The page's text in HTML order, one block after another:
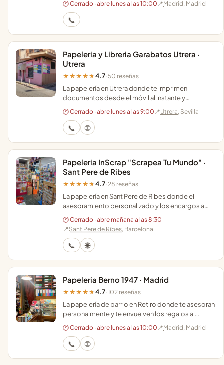
pequeños.
🕐 Cerrado · abre lunes a las 10:00 📍Madrid, Madrid
📞
Papeleria y Libreria Garabatos Utrera ·
Utrera
★★★★★ 4.7· 50 reseñas
La papelería en Utrera donde te imprimen
documentos desde el móvil al instante y
consiguen cualquier libro por encargo con un trato
muy cercano.
🕐 Cerrado · abre lunes a las 9:00 📍Utrera, Sevilla
📞 🌐
Papeleria InScrap "Scrapea Tu Mundo" ·
Sant Pere de Ribes
★★★★★ 4.7· 28 reseñas
La papelería en Sant Pere de Ribes donde el
asesoramiento personalizado y los encargos a
medida salvan cualquier regalo o proyecto de
manualidades.
🕐 Cerrado · abre mañana a las 8:30
📍Sant Pere de Ribes, Barcelona
📞 🌐
Papeleria Berno 1947 · Madrid
★★★★★ 4.7· 102 reseñas
La papelería de barrio en Retiro donde te asesoran
personalmente y te envuelven los regalos al
momento manteniendo la esencia desde 1947.
🕐 Cerrado · abre lunes a las 10:00 📍Madrid, Madrid
📞 🌐